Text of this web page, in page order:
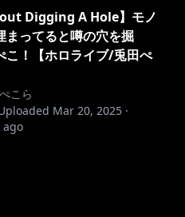
Digging A Hole】モノ
まってると噂の穴を掘
こ！【ホロライブ/兎田ぺ
こら
Mar 20, 2025 ·
ago